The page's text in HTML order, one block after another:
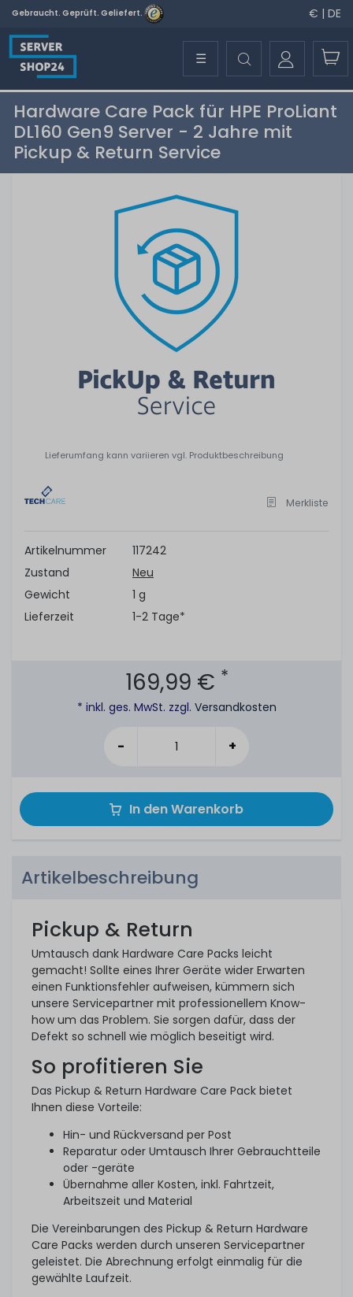
Gebraucht. Geprüft. Geliefert. € | DE
☰
Hardware Care Pack für HPE ProLiant
DL160 Gen9 Server - 2 Jahre mit
Pickup & Return Service
Lieferumfang kann variieren vgl. Produktbeschreibung
Merkliste
Artikelnummer
117242
Zustand
Neu
Gewicht
1 g
Lieferzeit
1-2 Tage*
169,99 € *
* inkl. ges. MwSt. zzgl. Versandkosten
- +
In den Warenkorb
Artikelbeschreibung
Pickup & Return
Umtausch dank Hardware Care Packs leicht
gemacht! Sollte eines Ihrer Geräte wider Erwarten
einen Funktionsfehler aufweisen, kümmern sich
unsere Servicepartner mit professionellem Know-
how um das Problem. Sie sorgen dafür, dass der
Defekt so schnell wie möglich beseitigt wird.
So profitieren Sie
Das Pickup & Return Hardware Care Pack bietet
Ihnen diese Vorteile:
Hin- und Rückversand per Post
Reparatur oder Umtausch Ihrer Gebrauchtteile
oder -geräte
Übernahme aller Kosten, inkl. Fahrtzeit,
Arbeitszeit und Material
Die Vereinbarungen des Pickup & Return Hardware
Care Packs werden durch unseren Servicepartner
geleistet. Die Abrechnung erfolgt einmalig für die
gewählte Laufzeit.